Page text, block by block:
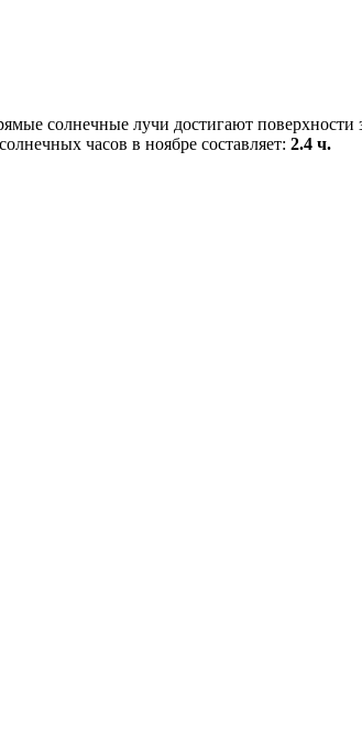
солнечные лучи достигают
часов в ноябре составляет: 2.4 ч.